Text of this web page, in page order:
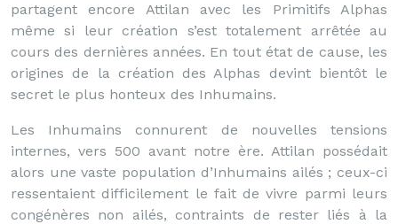
partagent encore Attilan avec les Primitifs Alphas
même si leur création s’est totalement arrêtée au
cours des dernières années. En tout état de cause, les
origines de la création des Alphas devint bientôt le
secret le plus honteux des Inhumains.
Les Inhumains connurent de nouvelles tensions
internes, vers 500 avant notre ère. Attilan possédait
alors une vaste population d’Inhumains ailés ; ceux-ci
ressentaient difficilement le fait de vivre parmi leurs
congénères non ailés, contraints de rester liés à la